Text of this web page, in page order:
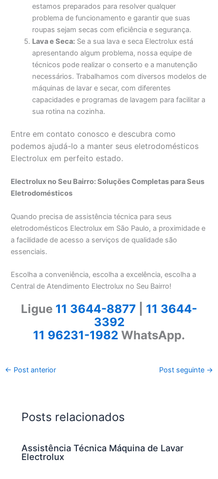
estamos preparados para resolver qualquer
problema de funcionamento e garantir que suas
roupas sejam secas com eficiência e segurança.
Lava e Seca: Se a sua lava e seca Electrolux está
apresentando algum problema, nossa equipe de
técnicos pode realizar o conserto e a manutenção
necessários. Trabalhamos com diversos modelos de
máquinas de lavar e secar, com diferentes
capacidades e programas de lavagem para facilitar a
sua rotina na cozinha.
Entre em contato conosco e descubra como
podemos ajudá-lo a manter seus eletrodomésticos
Electrolux em perfeito estado.
Electrolux no Seu Bairro: Soluções Completas para Seus
Eletrodomésticos
Quando precisa de assistência técnica para seus
eletrodomésticos Electrolux em São Paulo, a proximidade e
a facilidade de acesso a serviços de qualidade são
essenciais.
Escolha a conveniência, escolha a excelência, escolha a
Central de Atendimento Electrolux no Seu Bairro!
Ligue 11 3644-8877
11 3644-
3392
11 96231-1982 WhatsApp.
← Post anterior Post seguinte →
Posts relacionados
Assistência Técnica Máquina de Lavar
Electrolux